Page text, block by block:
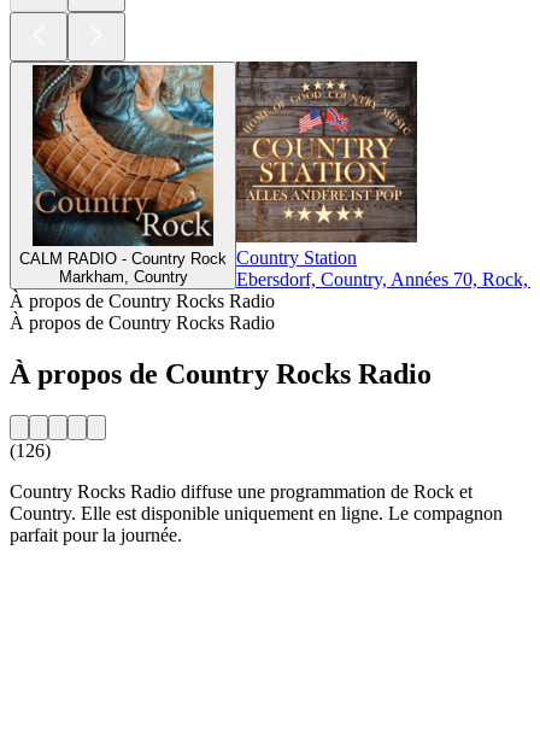
CALM RADIO - Country Rock
Markham, Country
Country Station
Ebersdorf, Country, Années 70, Rock,
À propos de Country Rocks Radio
À propos de Country Rocks Radio
À propos de Country Rocks Radio
(126)
Country Rocks Radio diffuse une programmation de Rock et
Country. Elle est disponible uniquement en ligne. Le compagnon
parfait pour la journée.